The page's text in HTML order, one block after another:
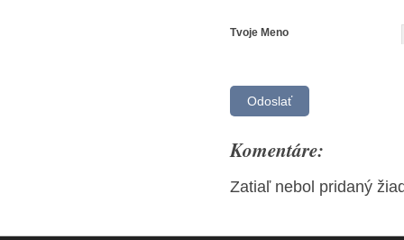
Tvoje Meno
Komentáre:
Zatiaľ nebol pridaný